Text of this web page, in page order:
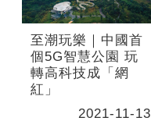
至潮玩樂｜中國首
個5G智慧公園 玩
轉高科技成「網
紅」
2021-11-13